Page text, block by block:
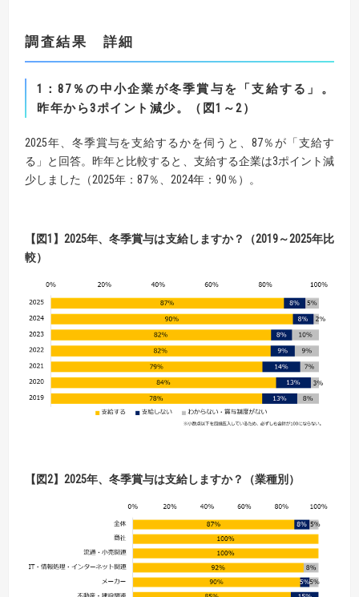
調査結果 詳細
1 ：87 ％の中小企業が冬季賞与を「支給する」。
昨年から3ポイント減少。（図1～2）
2025年、冬季賞与を支給するかを伺うと、87％が「支給す
る」と回答。昨年と比較すると、支給する企業は3ポイント減
少しました（2025年：87％、2024年：90％）。
【図1 】2025年、冬季賞与は支給しますか？ （2019～2025年比
較）
【 図2】 2025年、冬季賞与は支給しますか？ （業種別 ）